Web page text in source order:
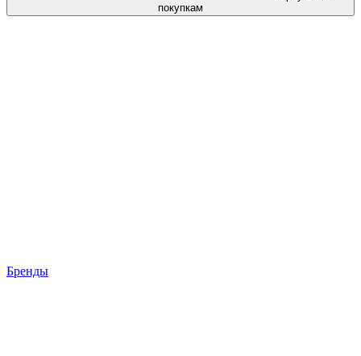
покупкам
Бренды